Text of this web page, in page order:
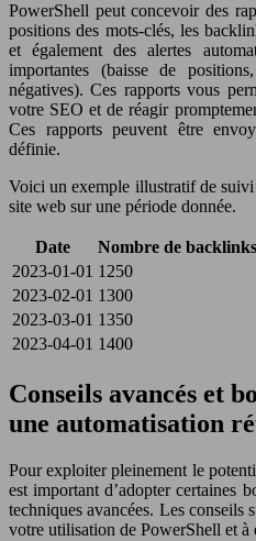
PowerShell peut concevoir des
positions des mots-clés, les
et également des alertes
importantes (baisse de
négatives). Ces rapports vous
votre SEO et de réagir
Ces rapports peuvent être
définie.
Voici un exemple illustratif de
site web sur une période donnée.
Date Nombre de backlinks
2023-01-01 1250
2023-02-01 1300
2023-03-01 1350
2023-04-01 1400
Conseils avancés et
une automatisation
Pour exploiter pleinement le
est important d’adopter certaines
techniques avancées. Les conseils
votre utilisation de PowerShell et à